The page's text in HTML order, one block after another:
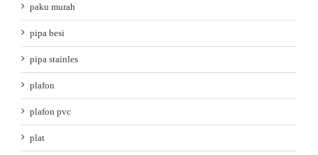
paku murah
pipa besi
pipa stainles
plafon
plafon pvc
plat